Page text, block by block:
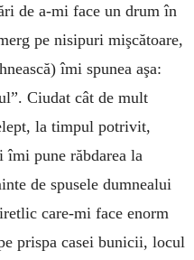
de a-mi face un drum în
pe nisipuri mişcătoare,
îmi spunea aşa:
Ciudat cât de mult
la timpul potrivit,
pune răbdarea la
de spusele dumnealui
care-mi face enorm
prispa casei bunicii, locul